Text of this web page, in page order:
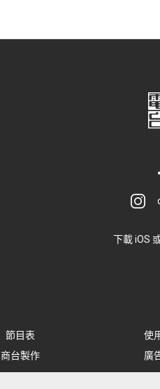
下載 iOS
節目表 使
商台製作 廣